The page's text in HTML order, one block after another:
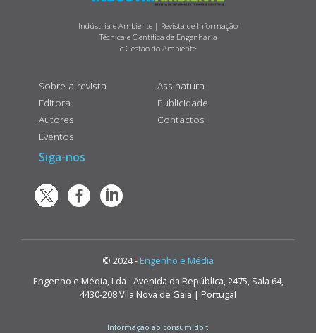
Indústria e Ambiente | Revista de Informação
Técnica e Científica de Engenharia
e Gestão do Ambiente
Sobre a revista
Editora
Autores
Eventos
Assinatura
Publicidade
Contactos
Siga-nos
© 2024 - Engenho e Média
Engenho e Média, Lda - Avenida da República, 2475, Sala 64,
4430-208 Vila Nova de Gaia | Portugal
Informação ao consumidor: